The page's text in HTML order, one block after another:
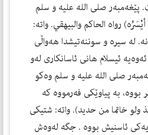
پێغەمبەر صلی الله علیه و سلم
رواه الحاكم والبیهقي. واتە:
لە سیرە و سوننەتیشدا هەواڵی
ئیسلام هانی ئاسانكاری لەو
صلی الله علیه و سلم وەكو
بە پیاوێكی فەرمووە كە
ولو خاتما من حدید). واتە: شتیكی
ئاسنیش بووە . جگە لەوەش